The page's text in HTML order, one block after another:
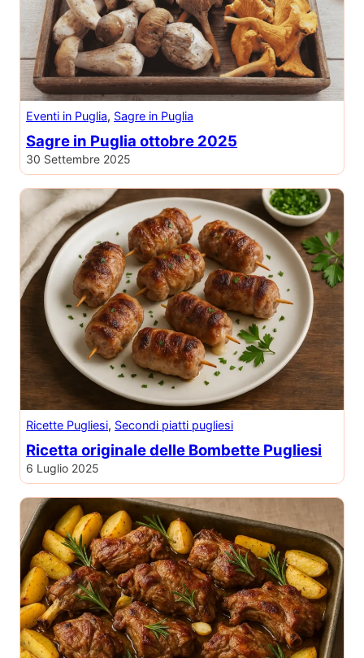
Eventi in Puglia, Sagre in Puglia
Sagre in Puglia ottobre 2025
30 Settembre 2025
Ricette Pugliesi, Secondi piatti pugliesi
Ricetta originale delle Bombette Pugliesi
6 Luglio 2025